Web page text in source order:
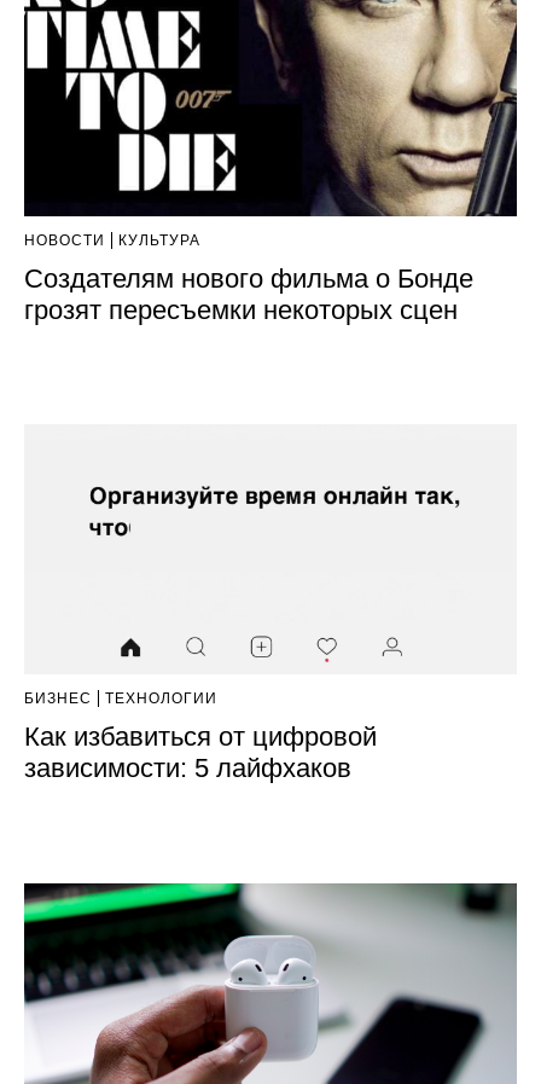
НОВОСТИ КУЛЬТУРА
Создателям нового фильма о Бонде
грозят пересъемки некоторых сцен
БИЗНЕС ТЕХНОЛОГИИ
Как избавиться от цифровой
зависимости: 5 лайфхаков